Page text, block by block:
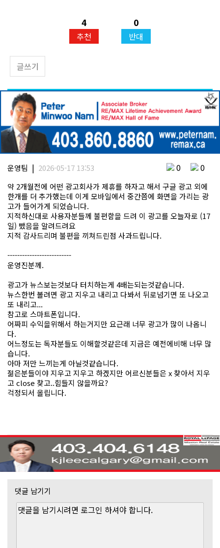
4
추천
0
반대
글쓰기
운영팀 | 2026-05-17 13:53 0 0
약 2개월전에 어떤 광고회사가 제휴를 하자고 해서 구글 광고 외에
한개를 더 추가했는데 이게 모바일에서 중간쯤에 화면을 가리는 광
고가 들어가게 되었습니다.
지적하신대로 사용자분들께 불편함을 드려 이 광고를 오늘자로 (17
일) 뺐음을 알려드려요
지적 감사드리며 불편을 끼쳐드린점 사과드립니다.
--------------------------
운영진분께.
광고가 뉴스보는것보다 터치하는게 4배는되는것같습니다.
뉴스한번 볼려면 광고 지우고 내리고 다봐서 뒤로넘기면 또 나오고
또 내리고...
참고로 스마트폰입니다.
어짜피 수익을위해서 하는거지만 요근래 너무 광고가 많이 나옵니
다.
어느정도는 독자분들도 이해할것같은데 지금은 예전에비해 너무 많
습니다.
아마 저만 느끼는게 아닐것같습니다.
젊은분들이야 지우고 지우고 하겠지만 어르신분들은 x 찾아서 지우
고 close 찾고..힘들지 않을까요?
걱정되서 올립니다.
댓글 남기기